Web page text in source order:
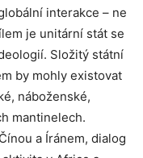
interakce – ne
je unitární stát se
Složitý státní
by mohly existovat
náboženské,
mantinelech.
a Íránem, dialog